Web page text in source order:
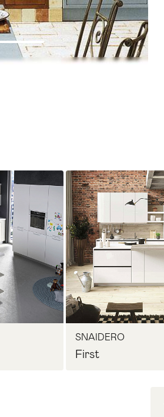
ванных комнат
SNAIDERO
First